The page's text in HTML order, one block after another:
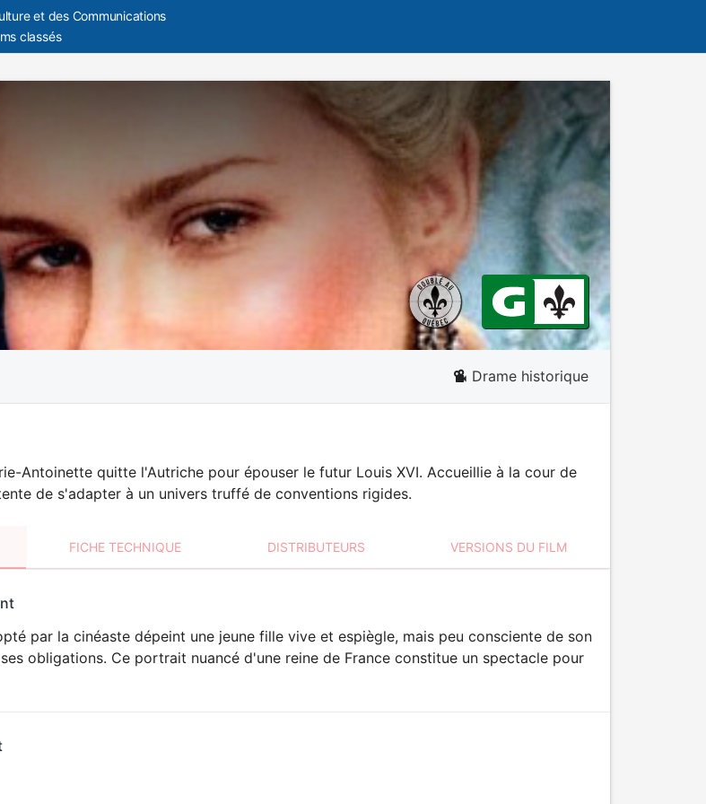
et des Communications
classés
Drame historique
Antoinette quitte l'Autriche pour épouser le futur Louis XVI. Accueillie à la cour de
de s'adapter à un univers truffé de conventions rigides.
FICHE TECHNIQUE DISTRIBUTEURS VERSIONS DU FILM
par la cinéaste dépeint une jeune fille vive et espiègle, mais peu consciente de son
obligations. Ce portrait nuancé d'une reine de France constitue un spectacle pour